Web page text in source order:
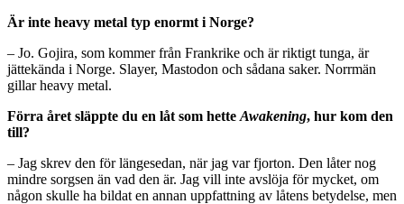
Är inte heavy metal typ enormt i Norge?
– Jo. Gojira, som kommer från Frankrike och är riktigt tunga, är
jättekända i Norge. Slayer, Mastodon och sådana saker. Norrmän
gillar heavy metal.
Förra året släppte du en låt som hette Awakening, hur kom den
till?
– Jag skrev den för längesedan, när jag var fjorton. Den låter nog
mindre sorgsen än vad den är. Jag vill inte avslöja för mycket, om
någon skulle ha bildat en annan uppfattning av låtens betydelse, men